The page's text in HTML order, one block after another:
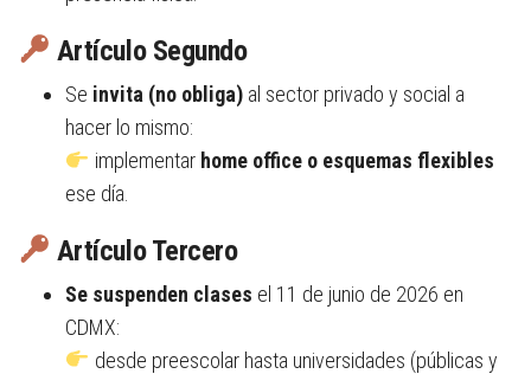
Artículo Segundo
Se invita (no obliga) al sector privado y social a
hacer lo mismo:
implementar home office o esquemas flexibles
ese día.
Artículo Tercero
Se suspenden clases el 11 de junio de 2026 en
CDMX:
desde preescolar hasta universidades (públicas y